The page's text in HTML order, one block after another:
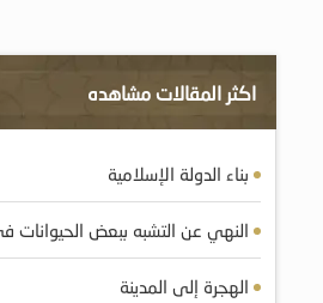
اكثر المقالات مشاهده
بناء الدولة الإسلامية
النهي عن التشبه ببعض الحيوانات
الهجرة إلى المدينة